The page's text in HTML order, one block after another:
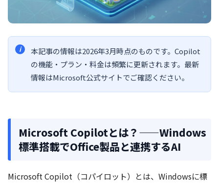
本記事の情報は2026年3月時点のものです。Copilot
の機能・プラン・料金は頻繁に更新されます。最新
情報はMicrosoft公式サイトでご確認ください。
Microsoft Copilotとは？——Windows
標準搭載でOffice製品と連携するAI
Microsoft Copilot（コパイロット）とは、Windowsに標